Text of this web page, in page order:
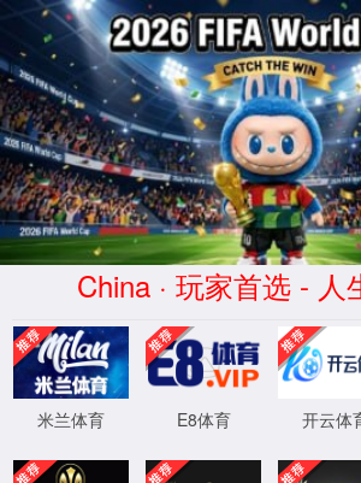
MKsports-科莫足球